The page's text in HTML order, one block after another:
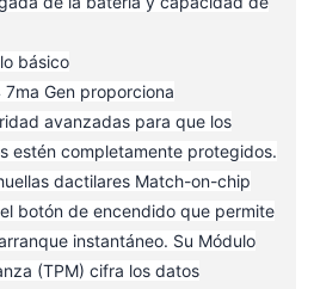
básico
Gen proporciona
avanzadas para que los
estén completamente protegidos.
dactilares Match-on-chip
botón de encendido que permite
instantáneo. Su Módulo
(TPM) cifra los datos